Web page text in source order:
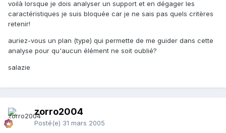
voilà lorsque je dois analyser un support et en dégager les
caractéristiques je suis bloquée car je ne sais pas quels critères
retenir!
auriez-vous un plan (type) qui permette de me guider dans cette
analyse pour qu'aucun élément ne soit oublié?
salazie
zorro2004
Posté(e) 31 mars 2005